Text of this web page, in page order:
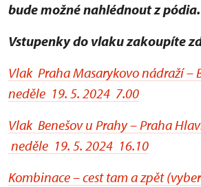
bude možné nahlédnout z pódia.
Vstupenky do vlaku zakoupíte
Vlak Praha Masarykovo nádraží –
neděle 19. 5. 2024 7.00
Vlak Benešov u Prahy – Praha
neděle 19. 5. 2024 16.10
Kombinace – cest tam a zpět